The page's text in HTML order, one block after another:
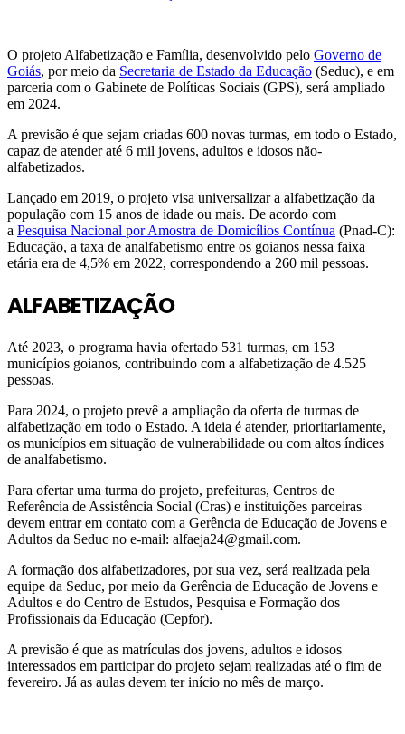
O projeto Alfabetização e Família, desenvolvido pelo Governo de
Goiás, por meio da Secretaria de Estado da Educação (Seduc), e em
parceria com o Gabinete de Políticas Sociais (GPS), será ampliado
em 2024.
A previsão é que sejam criadas 600 novas turmas, em todo o Estado,
capaz de atender até 6 mil jovens, adultos e idosos não-
alfabetizados.
Lançado em 2019, o projeto visa universalizar a alfabetização da
população com 15 anos de idade ou mais. De acordo com
a Pesquisa Nacional por Amostra de Domicílios Contínua (Pnad-C):
Educação, a taxa de analfabetismo entre os goianos nessa faixa
etária era de 4,5% em 2022, correspondendo a 260 mil pessoas.
ALFABETIZAÇÃO
Até 2023, o programa havia ofertado 531 turmas, em 153
municípios goianos, contribuindo com a alfabetização de 4.525
pessoas.
Para 2024, o projeto prevê a ampliação da oferta de turmas de
alfabetização em todo o Estado. A ideia é atender, prioritariamente,
os municípios em situação de vulnerabilidade ou com altos índices
de analfabetismo.
Para ofertar uma turma do projeto, prefeituras, Centros de
Referência de Assistência Social (Cras) e instituições parceiras
devem entrar em contato com a Gerência de Educação de Jovens e
Adultos da Seduc no e-mail: alfaeja24@gmail.com.
A formação dos alfabetizadores, por sua vez, será realizada pela
equipe da Seduc, por meio da Gerência de Educação de Jovens e
Adultos e do Centro de Estudos, Pesquisa e Formação dos
Profissionais da Educação (Cepfor).
A previsão é que as matrículas dos jovens, adultos e idosos
interessados em participar do projeto sejam realizadas até o fim de
fevereiro. Já as aulas devem ter início no mês de março.